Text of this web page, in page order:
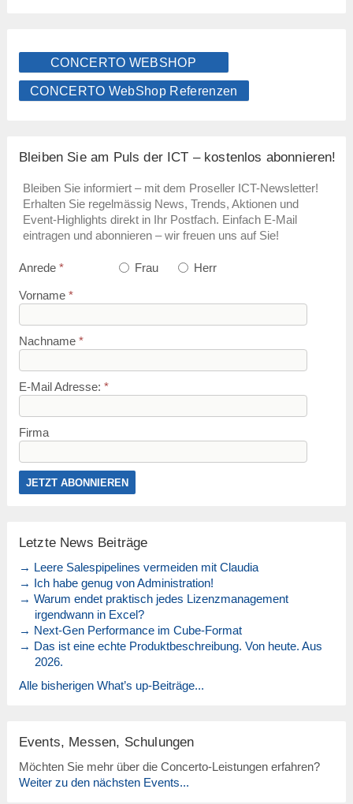
CONCERTO WEBSHOP
CONCERTO WebShop Referenzen
Bleiben Sie am Puls der ICT – kostenlos abonnieren!
Bleiben Sie informiert – mit dem Proseller ICT-Newsletter!
Erhalten Sie regelmässig News, Trends, Aktionen und
Event-Highlights direkt in Ihr Postfach. Einfach E-Mail
eintragen und abonnieren – wir freuen uns auf Sie!
Anrede * Frau Herr
Vorname *
Nachname *
E-Mail Adresse: *
Firma
Letzte News Beiträge
→ Leere Salespipelines vermeiden mit Claudia
→ Ich habe genug von Administration!
→ Warum endet praktisch jedes Lizenzmanagement
irgendwann in Excel?
→ Next-Gen Performance im Cube-Format
→ Das ist eine echte Produktbeschreibung. Von heute. Aus
2026.
Alle bisherigen What’s up-Beiträge...
Events, Messen, Schulungen
Möchten Sie mehr über die Concerto-Leistungen erfahren?
Weiter zu den nächsten Events...